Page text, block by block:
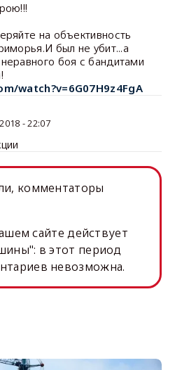
на объективность
был не убит...а
боя с бандитами
watch?v=6G07H9z4FgA
- 22:07
комментаторы
сайте действует
в этот период
невозможна.